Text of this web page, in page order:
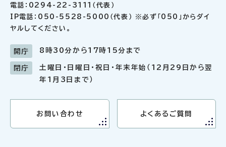
電話：0294-22-3111（代表）
IP電話：050-5528-5000（代表） ※必ず「050」からダイ
ヤルしてください。
開庁 8時30分から17時15分まで
閉庁
土曜日・日曜日・祝日・年末年始（12月29日から翌
年1月3日まで）
お問い合わせ よくあるご質問